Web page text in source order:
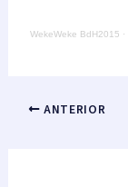
WekeWeke BdH2015 ·
NavegacióANTERIOR